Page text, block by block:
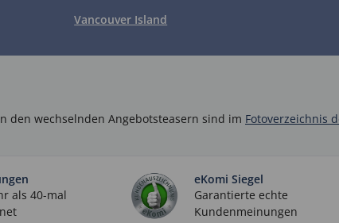
Vancouver Island
den wechselnden Angebotsteasern sind im Fotoverzeichnis
als 40-mal
eKomi Siegel
Garantierte echte
Kundenmeinungen